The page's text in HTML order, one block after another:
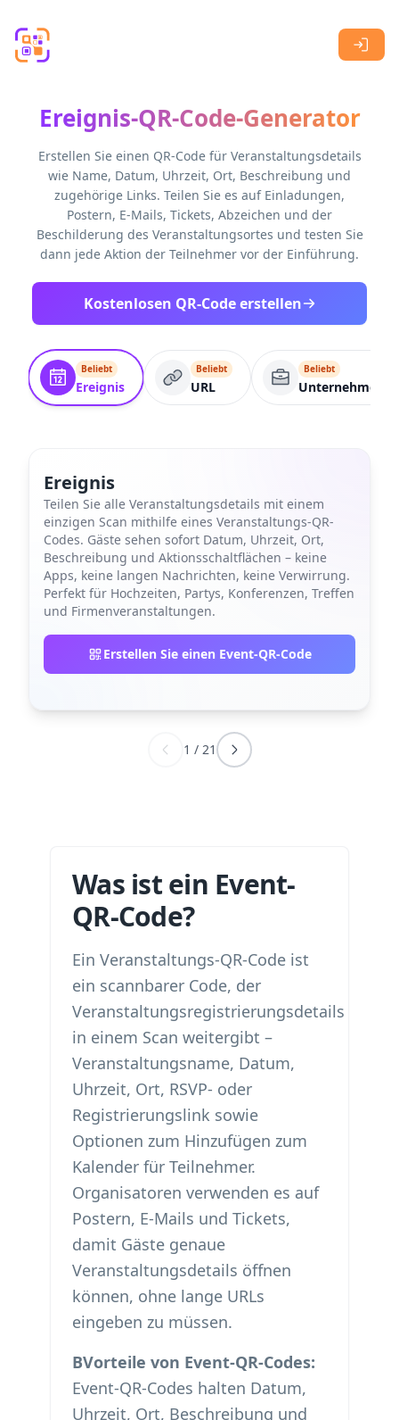
Ereignis-QR-Code-Generator
Erstellen Sie einen QR-Code für Veranstaltungsdetails
wie Name, Datum, Uhrzeit, Ort, Beschreibung und
zugehörige Links. Teilen Sie es auf Einladungen,
Postern, E-Mails, Tickets, Abzeichen und der
Beschilderung des Veranstaltungsortes und testen Sie
dann jede Aktion der Teilnehmer vor der Einführung.
Kostenlosen QR-Code erstellen
Beliebt
Ereignis
Beliebt
URL
Beliebt
Ereignis
Teilen Sie alle Veranstaltungsdetails mit einem
einzigen Scan mithilfe eines Veranstaltungs-QR-
Codes. Gäste sehen sofort Datum, Uhrzeit, Ort,
Beschreibung und Aktionsschaltflächen – keine
Apps, keine langen Nachrichten, keine Verwirrung.
Perfekt für Hochzeiten, Partys, Konferenzen, Treffen
und Firmenveranstaltungen.
Erstellen Sie einen Event-QR-Code
1 / 21
Was ist ein Event-
QR-Code?
Ein Veranstaltungs-QR-Code ist
ein scannbarer Code, der
Veranstaltungsregistrierungsdetails
in einem Scan weitergibt –
Veranstaltungsname, Datum,
Uhrzeit, Ort, RSVP- oder
Registrierungslink sowie
Optionen zum Hinzufügen zum
Kalender für Teilnehmer.
Organisatoren verwenden es auf
Postern, E-Mails und Tickets,
damit Gäste genaue
Veranstaltungsdetails öffnen
können, ohne lange URLs
eingeben zu müssen.
BVorteile von Event-QR-Codes:
Event-QR-Codes halten Datum,
Uhrzeit, Ort, Beschreibung und